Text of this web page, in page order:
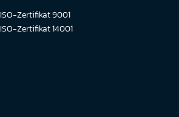
ISO-Zertifikat 9001
ISO-Zertifikat 14001